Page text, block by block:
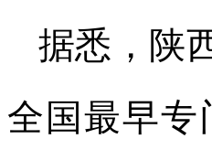
据悉，陕
全国最早专